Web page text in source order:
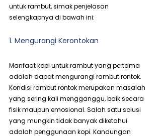
untuk rambut, simak penjelasan
selengkapnya di bawah ini:
1. Mengurangi Kerontokan
Manfaat kopi untuk rambut yang pertama
adalah dapat mengurangi rambut rontok.
Kondisi rambut rontok merupakan masalah
yang sering kali mengganggu, baik secara
fisik maupun emosional. Salah satu solusi
yang mungkin tidak banyak diketahui
adalah penggunaan kopi. Kandungan